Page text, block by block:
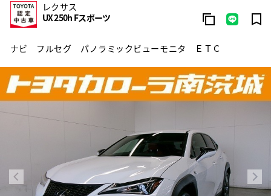
レクサス
UX 250h Fスポーツ
ナビ フルセグ パノラミックビューモニタ ＥＴＣ